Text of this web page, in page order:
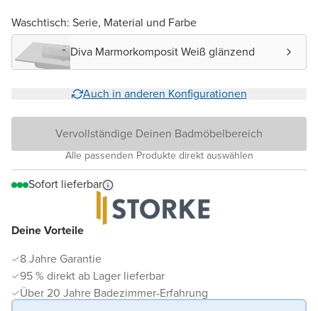
Deine Vorteile
8 Jahre Garantie
95 % direkt ab Lager lieferbar
Über 20 Jahre Badezimmer-Erfahrung
Waschtisch: Serie, Material und Farbe
Diva Marmorkomposit Weiß glänzend
Auch in anderen Konfigurationen
Vervollständige Deinen Badmöbelbereich
Alle passenden Produkte direkt auswählen
Sofort lieferbar